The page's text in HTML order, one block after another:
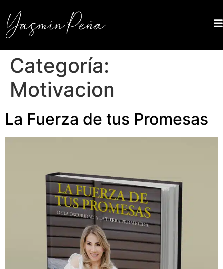
Categoría:
Motivacion
La Fuerza de tus Promesas